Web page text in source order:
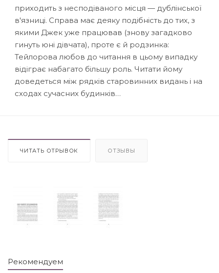
приходить з несподіваного місця — дублінської
в'язниці. Справа має деяку подібність до тих, з
якими Джек уже працював (знову загадково
гинуть юні дівчата), проте є й родзинка:
Тейлорова любов до читання в цьому випадку
відіграє набагато більшу роль. Читати йому
доведеться між рядків старовинних видань і на
сходах сучасних будинків…
ЧИТАТЬ ОТРЫВОК ОТЗЫВЫ
Рекомендуем